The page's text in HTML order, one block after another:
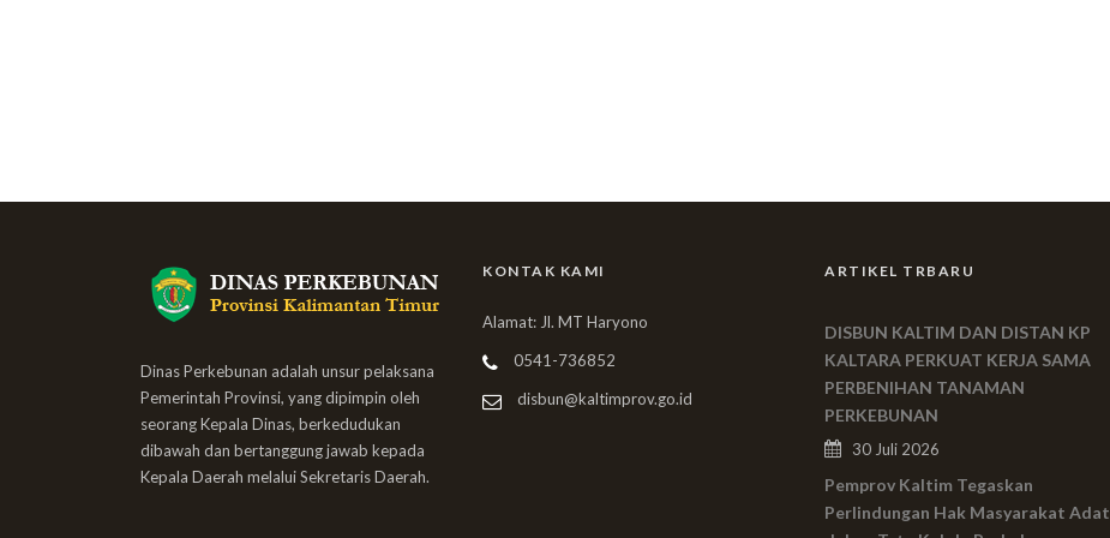
Dinas Perkebunan adalah unsur pelaksana
Pemerintah Provinsi, yang dipimpin oleh
seorang Kepala Dinas, berkedudukan
dibawah dan bertanggung jawab kepada
Kepala Daerah melalui Sekretaris Daerah.
KONTAK KAMI
Alamat: Jl. MT Haryono
0541-736852
disbun@kaltimprov.go.id
ARTIKEL TRBARU
DISBUN KALTIM DAN DISTAN KP
KALTARA PERKUAT KERJA SAMA
PERBENIHAN TANAMAN
PERKEBUNAN
30 Juli 2026
Pemprov Kaltim Tegaskan
Perlindungan Hak Masyarakat Adat